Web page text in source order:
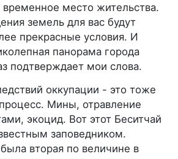
временное место жительства.
земель для вас будут
прекрасные условия. И
панорама города
подтверждает мои слова.
оккупации - это тоже
Мины, отравление
экоцид. Вот этот Беситчай
заповедником.
была вторая по величине в